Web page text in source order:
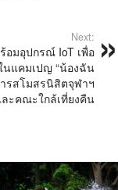
Next:
อมอุปกรณ์ IoT เพื่อ
นแคมเปญ “น้องฉัน
รสโมสรนิสิตจุฬาฯ
ะคณะใกล้เที่ยงคืน